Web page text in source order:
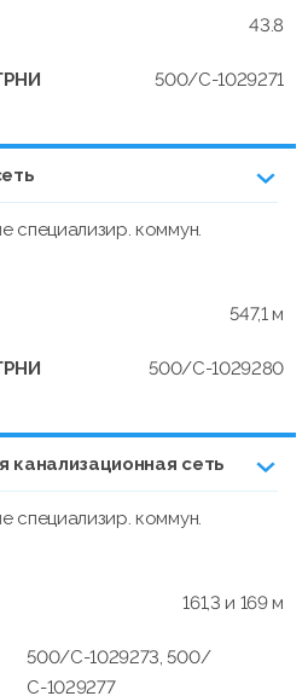
43.8
500/C-1029271
специализир. коммун.
547,1 м
500/C-1029280
канализационная сеть
специализир. коммун.
161,3 и 169 м
500/С-1029273, 500/
С-1029277